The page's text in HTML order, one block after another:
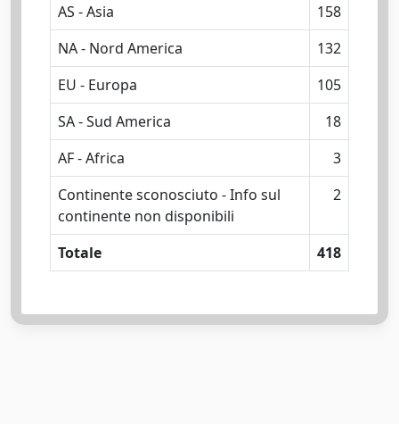
AS - Asia
158
NA - Nord America
132
EU - Europa
105
SA - Sud America
18
AF - Africa
3
Continente sconosciuto - Info sul
continente non disponibili
2
Totale 418